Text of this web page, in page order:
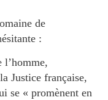
de
:
l’homme,
Justice française,
se « promènent en